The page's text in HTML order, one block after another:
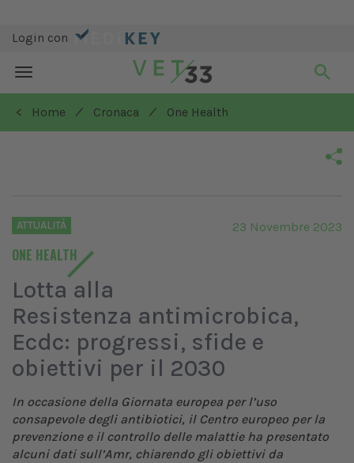
Login con
Toggle
navigation
< Home
/ Cronaca / One Health
ATTUALITÀ
ONE HEALTH
23 Novembre 2023
Lotta alla
Resistenza antimicrobica,
Ecdc: progressi, sfide e
obiettivi per il 2030
In occasione della Giornata europea per l’uso
consapevole degli antibiotici, il Centro europeo per la
prevenzione e il controllo delle malattie ha presentato
alcuni dati sull’Amr, chiarendo gli obiettivi da